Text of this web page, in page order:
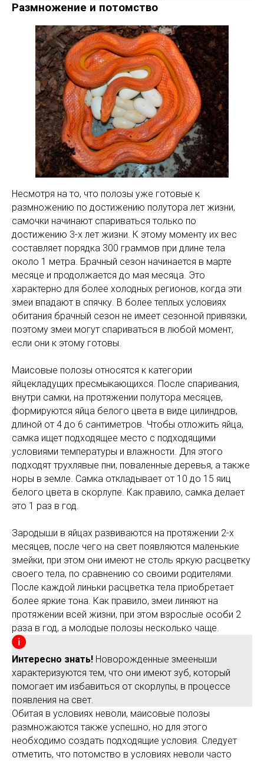
Размножение и потомство
Несмотря на то, что полозы уже готовые к
размножению по достижению полутора лет жизни,
самочки начинают спариваться только по
достижению 3-х лет жизни. К этому моменту их вес
составляет порядка 300 граммов при длине тела
около 1 метра. Брачный сезон начинается в марте
месяце и продолжается до мая месяца. Это
характерно для более холодных регионов, когда эти
змеи впадают в спячку. В более теплых условиях
обитания брачный сезон не имеет сезонной привязки,
поэтому змеи могут спариваться в любой момент,
если они к этому готовы.
Маисовые полозы относятся к категории
яйцекладущих пресмыкающихся. После спаривания,
внутри самки, на протяжении полутора месяцев,
формируются яйца белого цвета в виде цилиндров,
длиной от 4 до 6 сантиметров. Чтобы отложить яйца,
самка ищет подходящее место с подходящими
условиями температуры и влажности. Для этого
подходят трухлявые пни, поваленные деревья, а также
норы в земле. Самка откладывает от 10 до 15 яиц
белого цвета в скорлупе. Как правило, самка делает
это 1 раз в год.
Зародыши в яйцах развиваются на протяжении 2-х
месяцев, после чего на свет появляются маленькие
змейки, при этом они имеют не столь яркую расцветку
своего тела, по сравнению со своими родителями.
После каждой линьки расцветка тела приобретает
более яркие тона. Как правило, змеи линяют на
протяжении всей жизни, при этом взрослые особи 2
раза в год, а молодые полозы несколько чаще.
Интересно знать! Новорожденные змееныши
характеризуются тем, что они имеют зуб, который
помогает им избавиться от скорлупы, в процессе
появления на свет.
Обитая в условиях неволи, маисовые полозы
размножаются также успешно, но для этого
необходимо создать подходящие условия. Следует
отметить, что потомство в условиях неволи часто